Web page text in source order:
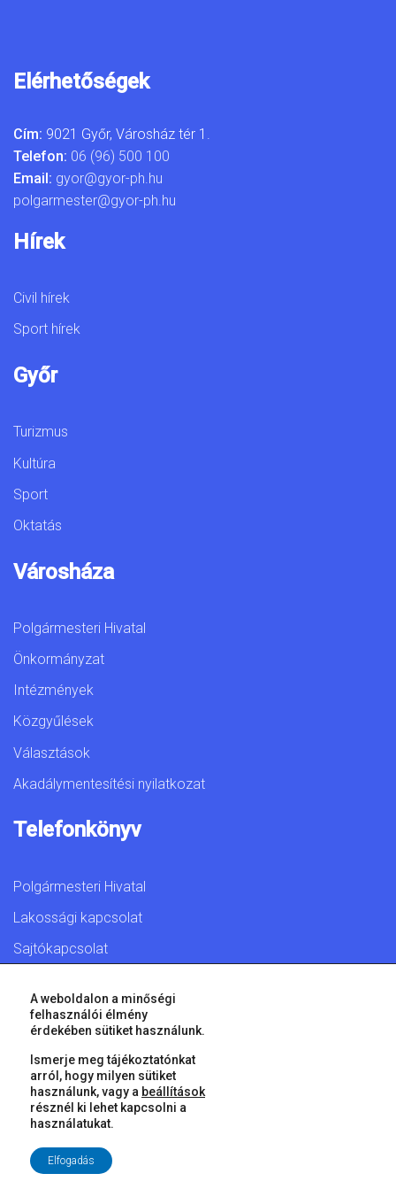
Elérhetőségek
Cím: 9021 Győr, Városház tér 1.
Telefon: 06 (96) 500 100
Email: gyor@gyor-ph.hu
polgarmester@gyor-ph.hu
Hírek
Civil hírek
Sport hírek
Győr
Turizmus
Kultúra
Sport
Oktatás
Városháza
Polgármesteri Hivatal
Önkormányzat
Intézmények
Közgyűlések
Választások
Akadálymentesítési nyilatkozat
Telefonkönyv
Polgármesteri Hivatal
Lakossági kapcsolat
Sajtókapcsolat
© 2026 Győr Megyei Jogú Város • Minden jog fenntartva!
A weboldalon a minőségi
felhasználói élmény
érdekében sütiket használunk.
Ismerje meg tájékoztatónkat
arról, hogy milyen sütiket
használunk, vagy a beállítások
résznél ki lehet kapcsolni a
használatukat.
Elfogadás